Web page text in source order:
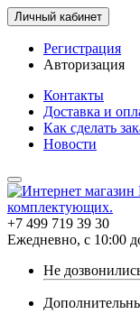
Личный кабинет
Регистрация
Авторизация
Контакты
Доставка и
Как сделать
Новости
+7 499 719 39 30
Ежедневно, с 10:00
Не